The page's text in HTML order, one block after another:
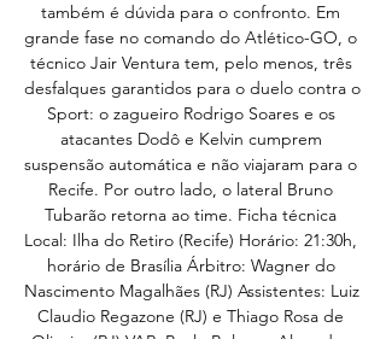
também é dúvida para o confronto. Em
grande fase no comando do Atlético-GO, o
técnico Jair Ventura tem, pelo menos, três
desfalques garantidos para o duelo contra o
Sport: o zagueiro Rodrigo Soares e os
atacantes Dodô e Kelvin cumprem
suspensão automática e não viajaram para o
Recife. Por outro lado, o lateral Bruno
Tubarão retorna ao time. Ficha técnica
Local: Ilha do Retiro (Recife) Horário: 21:30h,
horário de Brasília Árbitro: Wagner do
Nascimento Magalhães (RJ) Assistentes: Luiz
Claudio Regazone (RJ) e Thiago Rosa de